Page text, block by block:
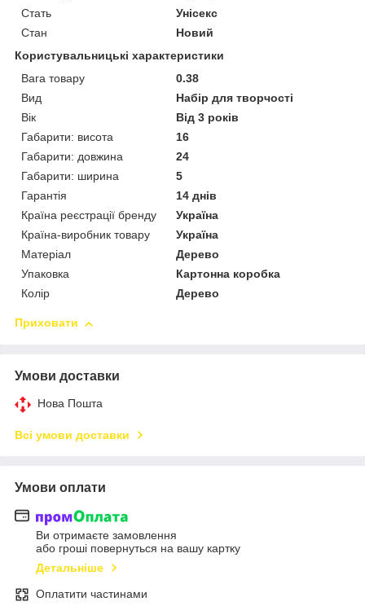
Стать
Унісекс
Стан
Новий
Користувальницькі характеристики
Вага товару
0.38
Вид
Набір для творчості
Вік
Від 3 років
Габарити: висота
16
Габарити: довжина
24
Габарити: ширина
5
Гарантія
14 днів
Країна реєстрації бренду
Україна
Країна-виробник товару
Україна
Матеріал
Дерево
Упаковка
Картонна коробка
Колір
Дерево
Приховати
Умови доставки
Нова Пошта
Всі умови доставки
Умови оплати
Ви отримаєте замовлення
або гроші повернуться на вашу картку
Детальніше
Оплатити частинами